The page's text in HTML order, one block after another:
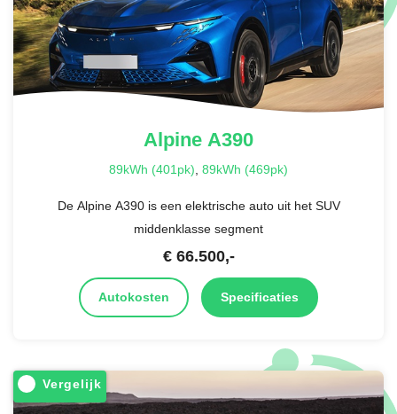
AlpineA390
89kWh (401pk) 89kWh (469pk)
De Alpine A390 is een elektrische auto uit het SUV
middenklasse segment
€ 66.500,-
Autokosten Specificaties
Vergelijk